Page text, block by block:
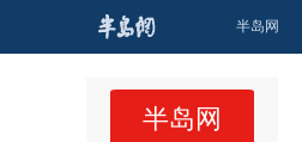
半岛网
半岛网